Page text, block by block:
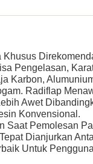
Khusus
Pengelasan,
Karbon,
Radiflap
Awet
Konvensional.
Saat Pemolesan
Dianjurkan
Untuk